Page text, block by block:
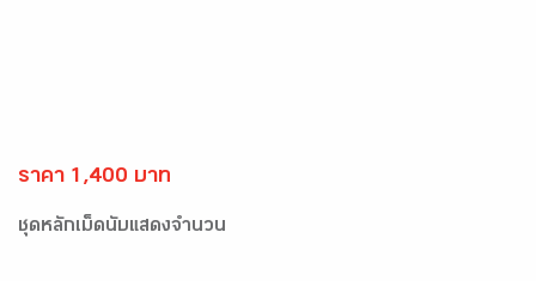
ราคา 1,400 บาท
ชุดหลักเม็ดนับแสดงจำนวน